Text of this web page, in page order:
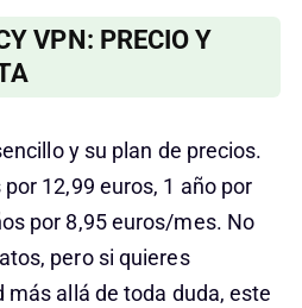
VPN: PRECIO Y
y su plan de precios.
12,99 euros, 1 año por
por 8,95 euros/mes. No
pero si quieres
más allá de toda duda, este